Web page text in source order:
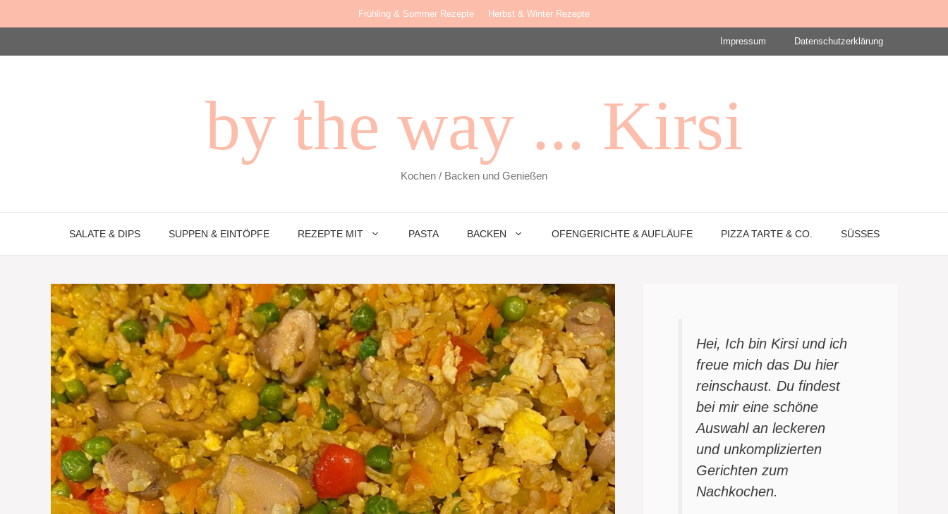
Inhalt
Frühling & Sommer Rezepte Herbst & Winter Rezepte
Impressum Datenschutzerklärung
by the way ... Kirsi
Kochen / Backen und Genießen
SALATE & DIPS SUPPEN & EINTÖPFE REZEPTE MIT PASTA BACKEN OFENGERICHTE & AUFLÄUFE PIZZA TARTE & CO. SÜSSES
Hei, Ich bin Kirsi und ich
freue mich das Du hier
reinschaust. Du findest
bei mir eine schöne
Auswahl an leckeren
und unkomplizierten
Gerichten zum
Nachkochen.